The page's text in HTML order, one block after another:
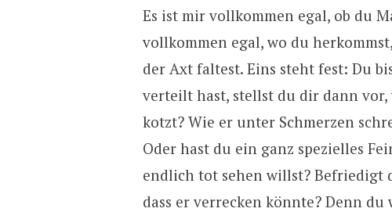
Es ist mir vollkommen egal, ob du
vollkommen egal, wo du
der Axt faltest. Eins steht fest: Du
verteilt hast, stellst du dir dann
kotzt? Wie er unter Schmerzen
Oder hast du ein ganz spezielles
endlich tot sehen willst?
dass er verrecken könnte? Denn